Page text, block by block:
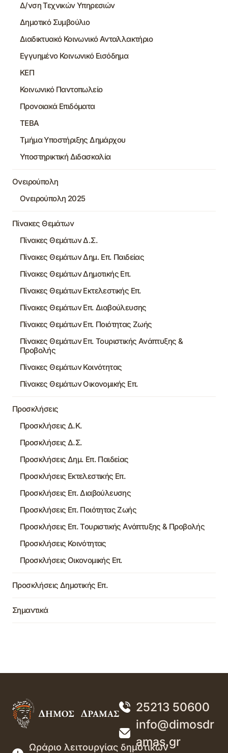
Δ/νση Τεχνικών Υπηρεσιών
Δημοτικό Συμβούλιο
Διαδικτυακό Κοινωνικό Ανταλλακτήριο
Εγγυημένο Κοινωνικό Εισόδημα
ΚΕΠ
Κοινωνικό Παντοπωλείο
Προνοιακά Επιδόματα
ΤΕΒΑ
Τμήμα Υποστήριξης Δημάρχου
Υποστηρικτική Διδασκαλία
Ονειρούπολη
Ονειρούπολη 2025
Πίνακες Θεμάτων
Πίνακες Θεμάτων Δ.Σ.
Πίνακες Θεμάτων Δημ. Επ. Παιδείας
Πίνακες Θεμάτων Δημοτικής Επ.
Πίνακες Θεμάτων Εκτελεστικής Επ.
Πίνακες Θεμάτων Επ. Διαβούλευσης
Πίνακες Θεμάτων Επ. Ποιότητας Ζωής
Πίνακες Θεμάτων Επ. Τουριστικής Ανάπτυξης &
Προβολής
Πίνακες Θεμάτων Κοινότητας
Πίνακες Θεμάτων Οικονομικής Επ.
Προσκλήσεις
Προσκλήσεις Δ.Κ.
Προσκλήσεις Δ.Σ.
Προσκλήσεις Δημ. Επ. Παιδείας
Προσκλήσεις Εκτελεστικής Επ.
Προσκλήσεις Επ. Διαβούλευσης
Προσκλήσεις Επ. Ποιότητας Ζωής
Προσκλήσεις Επ. Τουριστικής Ανάπτυξης & Προβολής
Προσκλήσεις Κοινότητας
Προσκλήσεις Οικονομικής Επ.
Προσκλήσεις Δημοτικής Επ.
Σημαντικά
25213 50600
info@dimosdr
amas.gr
Ωράριο λειτουργίας δημοτικών